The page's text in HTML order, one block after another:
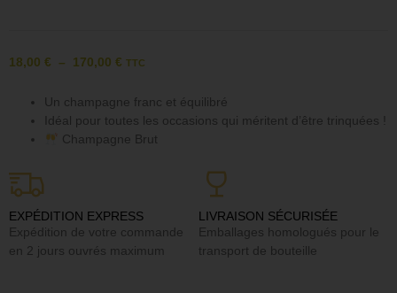
18,00 € – 170,00 € TTC
Un champagne franc et équilibré
Idéal pour toutes les occasions qui méritent d’être trinquées !
Champagne Brut
EXPÉDITION EXPRESS
Expédition de votre commande
en 2 jours ouvrés maximum
LIVRAISON SÉCURISÉE
Emballages homologués pour le
transport de bouteille